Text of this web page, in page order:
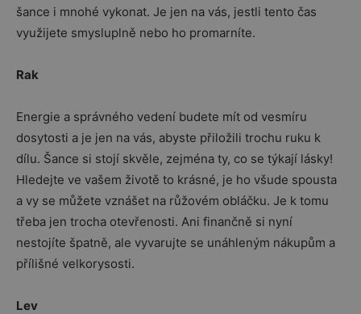
šance i mnohé vykonat. Je jen na vás, jestli tento čas
využijete smysluplně nebo ho promarníte.
Rak
Energie a správného vedení budete mít od vesmíru
dosytosti a je jen na vás, abyste přiložili trochu ruku k
dílu. Šance si stojí skvěle, zejména ty, co se týkají lásky!
Hledejte ve vašem životě to krásné, je ho všude spousta
a vy se můžete vznášet na růžovém obláčku. Je k tomu
třeba jen trocha otevřenosti. Ani finančně si nyní
nestojíte špatně, ale vyvarujte se unáhleným nákupům a
přílišné velkorysosti.
Lev